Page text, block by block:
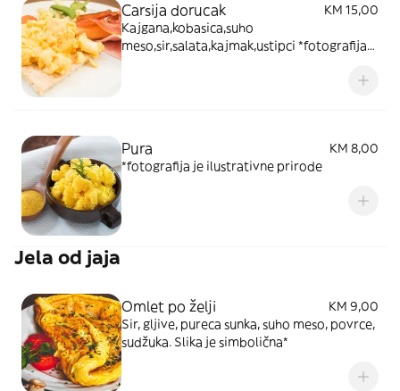
Carsija dorucak
KM 15,00
Kajgana,kobasica,suho
meso,sir,salata,kajmak,ustipci *fotografija
Pura
KM 8,00
*fotografija je ilustrativne prirode
Jela od jaja
Omlet po želji
KM 9,00
Sir, gljive, pureca sunka, suho meso, povrce,
sudžuka. Slika je simbolična*